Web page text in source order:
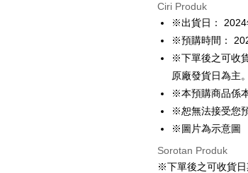
LINE Pay
Apple Pay
Google Pay
Pemindahan ATM
Tunai semasa
Ciri Produk
※出貨日： 2024
※預購時間：
※下單後之可收
原廠發貨日為主。
※本預購商品係
※恕無法接受您
※圖片為示意圖
Sorotan Produk
※下單後之可收貨日